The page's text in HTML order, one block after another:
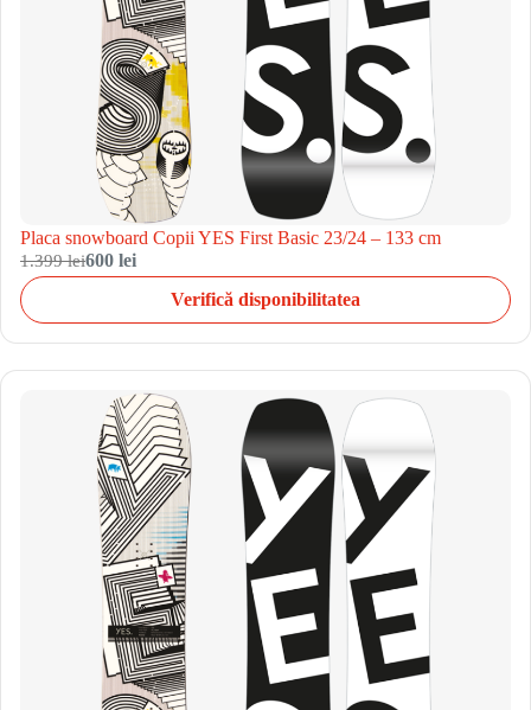
Placa snowboard Copii YES First Basic 23/24 – 133 cm
1.399 lei600 lei
Verifică disponibilitatea